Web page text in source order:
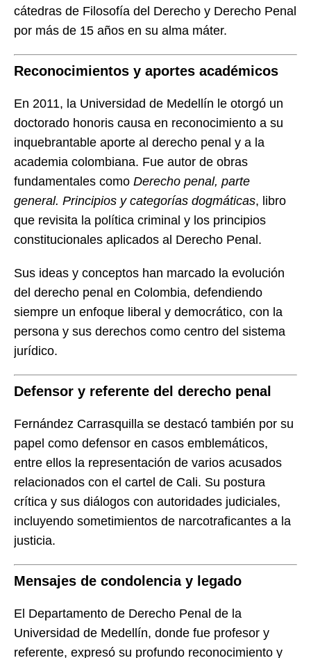
cátedras de Filosofía del Derecho y Derecho Penal
por más de 15 años en su alma máter.
Reconocimientos y aportes académicos
En 2011, la Universidad de Medellín le otorgó un
doctorado honoris causa en reconocimiento a su
inquebrantable aporte al derecho penal y a la
academia colombiana. Fue autor de obras
fundamentales como Derecho penal, parte
general. Principios y categorías dogmáticas, libro
que revisita la política criminal y los principios
constitucionales aplicados al Derecho Penal.
Sus ideas y conceptos han marcado la evolución
del derecho penal en Colombia, defendiendo
siempre un enfoque liberal y democrático, con la
persona y sus derechos como centro del sistema
jurídico.
Defensor y referente del derecho penal
Fernández Carrasquilla se destacó también por su
papel como defensor en casos emblemáticos,
entre ellos la representación de varios acusados
relacionados con el cartel de Cali. Su postura
crítica y sus diálogos con autoridades judiciales,
incluyendo sometimientos de narcotraficantes a la
justicia.
Mensajes de condolencia y legado
El Departamento de Derecho Penal de la
Universidad de Medellín, donde fue profesor y
referente, expresó su profundo reconocimiento y